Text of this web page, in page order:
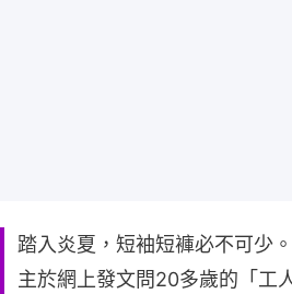
踏入炎夏，短袖短褲必不可少
主於網上發文問20多歲的「工